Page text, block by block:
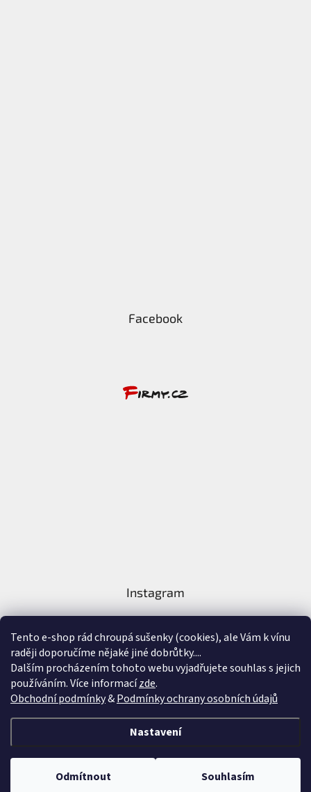
Tento e-shop rád chroupá sušenky (cookies), ale Vám k vínu
raději doporučíme nějaké jiné dobrůtky....
Dalším procházením tohoto webu vyjadřujete souhlas s jejich
používáním. Více informacízde.
Obchodní podmínky&Podmínky ochrany osobních údajů
Nastavení
Odmítnout Souhlasím
Facebook
Instagram
Sledovat na Instagramu
Vytvořil Shoptet &
Nejlepší Vína Online . Všechna práva vyhrazena.